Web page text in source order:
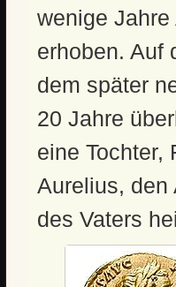
wenige
erhoben. Auf
dem später
20 Jahre
eine Tochter,
Aurelius, den
des Vaters